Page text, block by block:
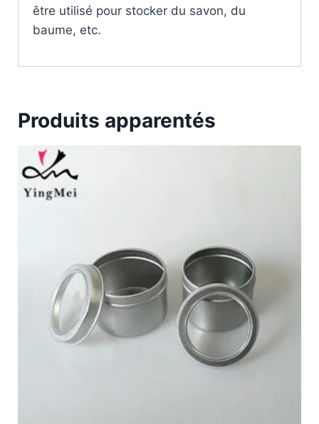
être utilisé pour stocker du savon, du
baume, etc.
Produits apparentés